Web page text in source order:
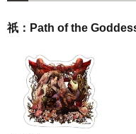
祇：Path of the